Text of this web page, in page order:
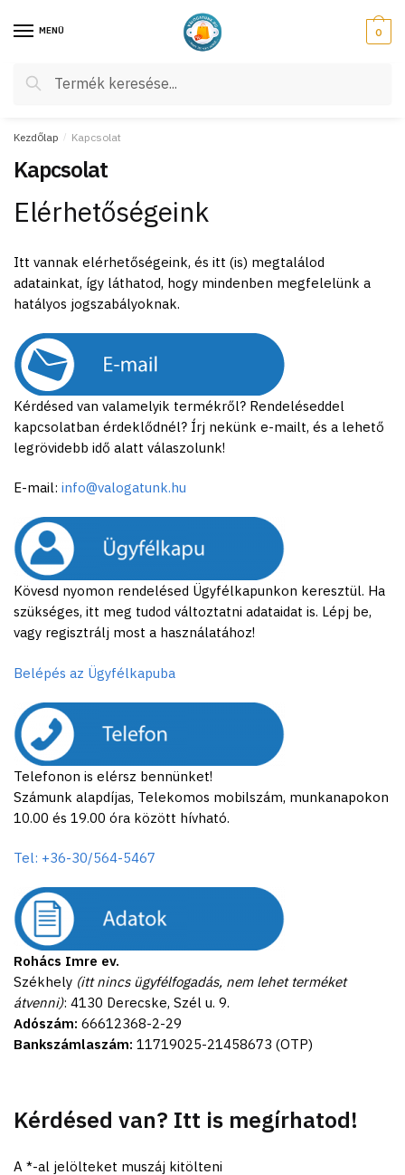
MENÜ
Keresés
Keresés
0
Kezdőlap / Kapcsolat
Kapcsolat
Elérhetőségeink
Itt vannak elérhetőségeink, és itt (is) megtalálod
adatainkat, így láthatod, hogy mindenben megfelelünk a
hatályos jogszabályoknak.
Kérdésed van valamelyik termékről? Rendeléseddel
kapcsolatban érdeklődnél? Írj nekünk e-mailt, és a lehető
legrövidebb idő alatt válaszolunk!
E-mail: info@valogatunk.hu
Kövesd nyomon rendelésed Ügyfélkapunkon keresztül. Ha
szükséges, itt meg tudod változtatni adataidat is. Lépj be,
vagy regisztrálj most a használatához!
Belépés az Ügyfélkapuba
Telefonon is elérsz bennünket!
Számunk alapdíjas, Telekomos mobilszám, munkanapokon
10.00 és 19.00 óra között hívható.
Tel: +36-30/564-5467
Rohács Imre ev.
Székhely (itt nincs ügyfélfogadás, nem lehet terméket
átvenni): 4130 Derecske, Szél u. 9.
Adószám: 66612368-2-29
Bankszámlaszám: 11719025-21458673 (OTP)
Kérdésed van? Itt is megírhatod!
A *-al jelölteket muszáj kitölteni